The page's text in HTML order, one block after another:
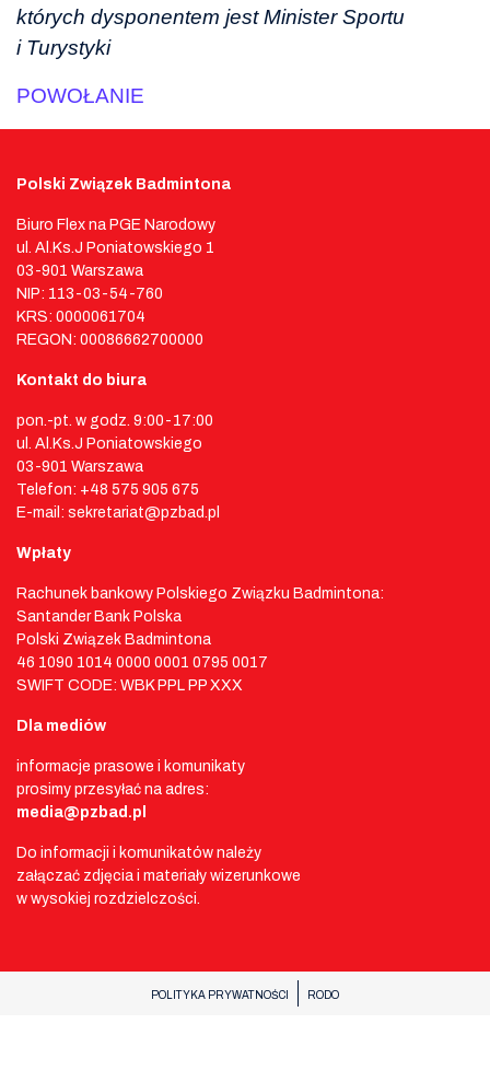
których dysponentem jest Minister Sportu
i Turystyki
POWOŁANIE
Polski Związek Badmintona
Biuro Flex na PGE Narodowy
ul. Al.Ks.J Poniatowskiego 1
03-901 Warszawa
NIP: 113-03-54-760
KRS: 0000061704
REGON: 00086662700000
Kontakt do biura
pon.-pt. w godz. 9:00-17:00
ul. Al.Ks.J Poniatowskiego
03-901 Warszawa
Telefon: +48 575 905 675
E-mail: sekretariat@pzbad.pl
Wpłaty
Rachunek bankowy Polskiego Związku Badmintona:
Santander Bank Polska
Polski Związek Badmintona
46 1090 1014 0000 0001 0795 0017
SWIFT CODE: WBK PPL PP XXX
Dla mediów
informacje prasowe i komunikaty
prosimy przesyłać na adres:
media@pzbad.pl
Do informacji i komunikatów należy
załączać zdjęcia i materiały wizerunkowe
w wysokiej rozdzielczości.
POLITYKA PRYWATNOŚCI RODO